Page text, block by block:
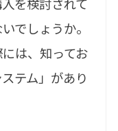
でしょうか。
は、知ってお
テム」があり